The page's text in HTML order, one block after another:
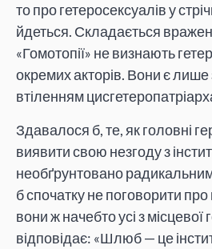
то про гетеросексуалів у
йдеться. Складається
«Гомотопії» не визнають
окремих акторів. Вони є
втіленням
Здавалося б, те, як головні
виявити свою незгоду з
необґрунтовано
б спочатку не поговорити
вони ж начебто усі з
відповідає: «Шлюб — це